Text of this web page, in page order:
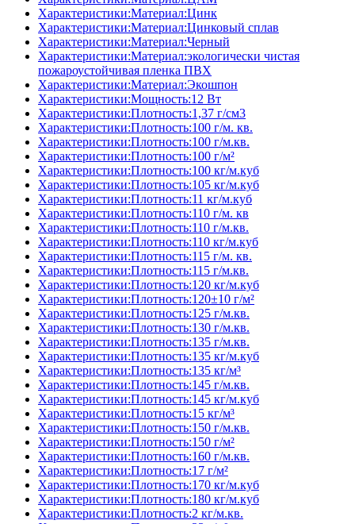
Характеристики:Материал:Цинк
Характеристики:Материал:Цинковый сплав
Характеристики:Материал:Черный
Характеристики:Материал:экологически чистая
пожароустойчивая пленка ПВХ
Характеристики:Материал:Экошпон
Характеристики:Мощность:12 Вт
Характеристики:Плотность:1,37 г/см3
Характеристики:Плотность:100 г/м. кв.
Характеристики:Плотность:100 г/м.кв.
Характеристики:Плотность:100 г/м²
Характеристики:Плотность:100 кг/м.куб
Характеристики:Плотность:105 кг/м.куб
Характеристики:Плотность:11 кг/м.куб
Характеристики:Плотность:110 г/м. кв
Характеристики:Плотность:110 г/м.кв.
Характеристики:Плотность:110 кг/м.куб
Характеристики:Плотность:115 г/м. кв.
Характеристики:Плотность:115 г/м.кв.
Характеристики:Плотность:120 кг/м.куб
Характеристики:Плотность:120±10 г/м²
Характеристики:Плотность:125 г/м.кв.
Характеристики:Плотность:130 г/м.кв.
Характеристики:Плотность:135 г/м.кв.
Характеристики:Плотность:135 кг/м.куб
Характеристики:Плотность:135 кг/м³
Характеристики:Плотность:145 г/м.кв.
Характеристики:Плотность:145 кг/м.куб
Характеристики:Плотность:15 кг/м³
Характеристики:Плотность:150 г/м.кв.
Характеристики:Плотность:150 г/м²
Характеристики:Плотность:160 г/м.кв.
Характеристики:Плотность:17 г/м²
Характеристики:Плотность:170 кг/м.куб
Характеристики:Плотность:180 кг/м.куб
Характеристики:Плотность:2 кг/м.кв.